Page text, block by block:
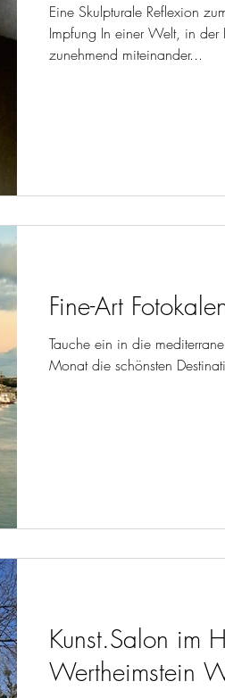
Eine Skulpturale Reflexion
Impfung In einer Welt, in der
zunehmend miteinander...
Fine-Art
Tauche ein in die
Monat die schönsten
Kunst.Salon im
Wertheimstein